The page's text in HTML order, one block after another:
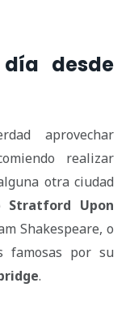
día desde
aprovechar
realizar
otra ciudad
Stratford Upon
Shakespeare, o
famosas por su
.